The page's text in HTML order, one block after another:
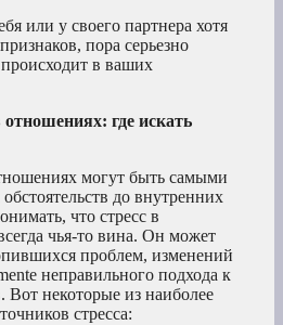
или у своего партнера хотя
пора серьезно
происходит в ваших
где искать
могут быть самыми
до внутренних
что стресс в
чья-то вина. Он может
проблем, изменений
неправильного подхода к
некоторые из наиболее
стресса: